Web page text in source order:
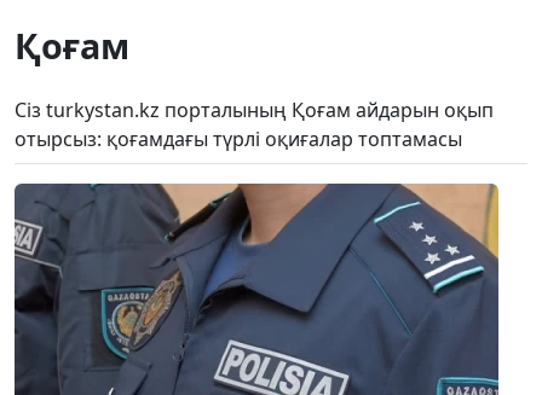
Қоғам
Сіз turkystan.kz порталының Қоғам айдарын оқып
отырсыз: қоғамдағы түрлі оқиғалар топтамасы